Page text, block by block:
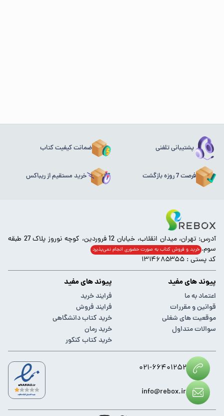
پشتیبانی تلفنی ضمانت کیفیت کتاب
فرصت 7 روزه بازگشت خرید مستقیم از ریباکس
آدرس: تهران، میدان انقلاب، خیابان 12 فروردین، کوچه نوروز پلاک 27 طبقه
سوم. خرید و فروش کتاب به صورت حضوری انجام‌ نمی‌پذیرد
کد پستی : ۱۳۱۴۶۸۵۳۵۵
پیوند های مفید
اعتماد به ما
قوانین و مقررات
موقعیت های شغلی
سوالات متداول
پیوند های مفید
فرایند خرید
فرایند فروش
خرید کتاب دانشگاهی
خرید رمان
خرید کتاب کنکور
۰۲۱-۶۶۴۰۱۲۵۲
info@rebox.ir